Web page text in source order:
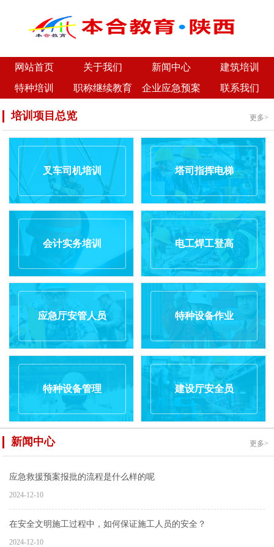
网站首页 关于我们 新闻中心
建筑培训
特种培训
职称继续教育 企业应急预案 联系我们
培训项目总览 更多>
叉车司机培训 塔司指挥电梯
会计实务培训 电工焊工登高
应急厅安管人员 特种设备作业
特种设备管理 建设厅安全员
新闻中心 更多>
应急救援预案报批的流程是什么样的呢
2024-12-10
在安全文明施工过程中，如何保证施工人员的安全？
2024-12-10